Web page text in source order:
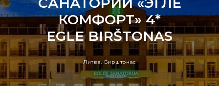
КОМФОРТ» 4*
EGLE BIRŠTONAS
Литва, Бирштонас